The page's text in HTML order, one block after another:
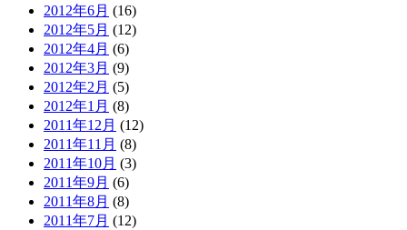
2012年6月 (16)
2012年5月 (12)
2012年4月 (6)
2012年3月 (9)
2012年2月 (5)
2012年1月 (8)
2011年12月 (12)
2011年11月 (8)
2011年10月 (3)
2011年9月 (6)
2011年8月 (8)
2011年7月 (12)